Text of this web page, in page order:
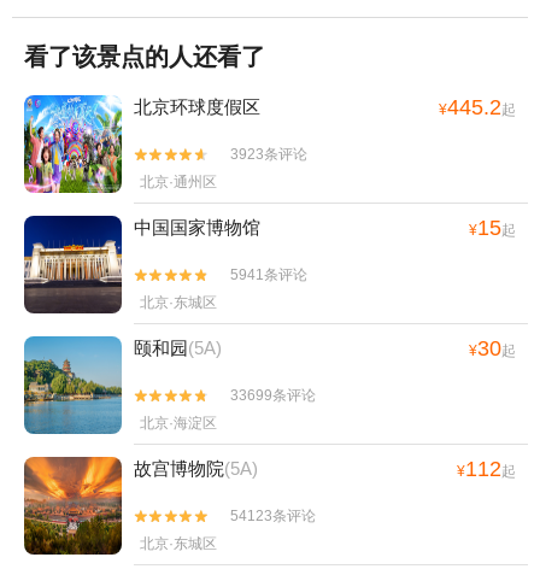
看了该景点的人还看了
北京环球度假区 ¥445.2起


3923条评论
北京·通州区
中国国家博物馆 ¥15起


5941条评论
北京·东城区
颐和园(5A) ¥30起


33699条评论
北京·海淀区
故宫博物院(5A) ¥112起


54123条评论
北京·东城区